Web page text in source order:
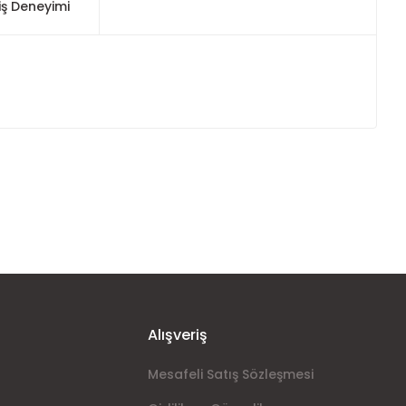
Deneyimi
Alışveriş
Mesafeli Satış Sözleşmesi